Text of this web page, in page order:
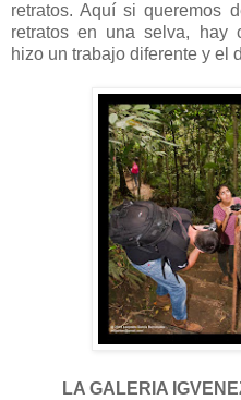
retratos. Aquí si queremos
retratos en una selva, hay
hizo un trabajo diferente y el
LA GALERIA